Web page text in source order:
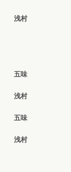
浅村
五味
浅村
五味
浅村